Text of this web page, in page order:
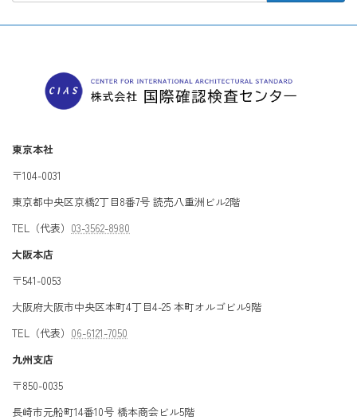
東京本社
〒104-0031
東京都中央区京橋2丁目8番7号 読売八重洲ビル2階
TEL（代表） 03-3562-8980
大阪本店
〒541-0053
大阪府大阪市中央区本町4丁目4-25 本町オルゴビル9階
TEL（代表） 06-6121-7050
九州支店
〒850-0035
長崎市元船町14番10号 橋本商会ビル5階